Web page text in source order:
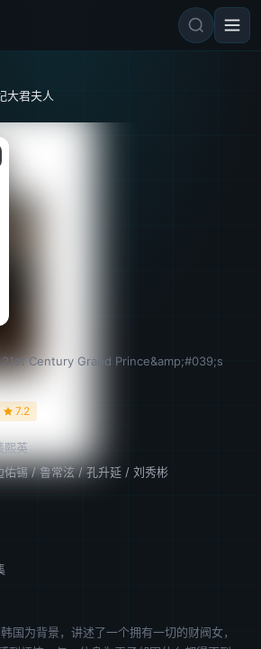
大君夫人
Century Grand Prince&amp;#039;s
7.2
熙英
佑锡/鲁常泫/孔升延 / 刘秀彬
国为背景，讲述了一个拥有一切的财阀女，